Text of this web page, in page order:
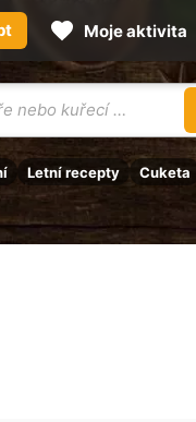
Letní recepty Cuketa
Moje aktivita